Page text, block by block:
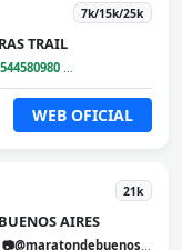
7k/15k/25k
TRAIL
WEB OFICIAL
21k
AIRES
📷@maratondebuenosaires